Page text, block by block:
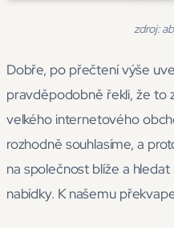
zdroj:
Dobře, po přečtení výše
pravděpodobně řekli, že to
velkého internetového
rozhodně souhlasíme, a
na společnost blíže a
nabídky. K našemu